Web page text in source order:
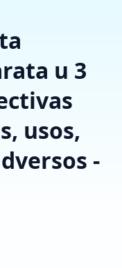
u 3
usos,
-